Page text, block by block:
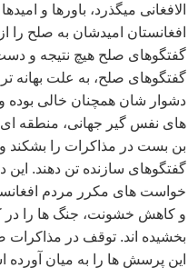
الافغانی میگذرد، باورها و
افغانستان امیدشان به صلح
گفتگوهای صلح هیچ نتیجه و
گفتگوهای صلح، به علت بهانه
دشوار شان همچنان خالی
های نفس گیر جهانی، منطقه ای
بن بست در مذاکرات را بشکند
گفتگوهای سازنده تن دهند.
خواست های مکرر مردم
و کاهش خشونت، جنگ ها را
بخشیده اند. توقف در
این پرسش ها را به میان آورده